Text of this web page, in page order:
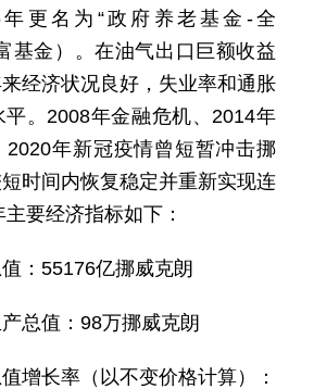
更名为“政府养老基金-全
基金）。在油气出口巨额收益
经济状况良好，失业率和通胀
。2008年金融危机、2014年
2020年新冠疫情曾短暂冲击挪
时间内恢复稳定并重新实现连
要经济指标如下：
：55176亿挪威克朗
总值：98万挪威克朗
增长率（以不变价格计算）：